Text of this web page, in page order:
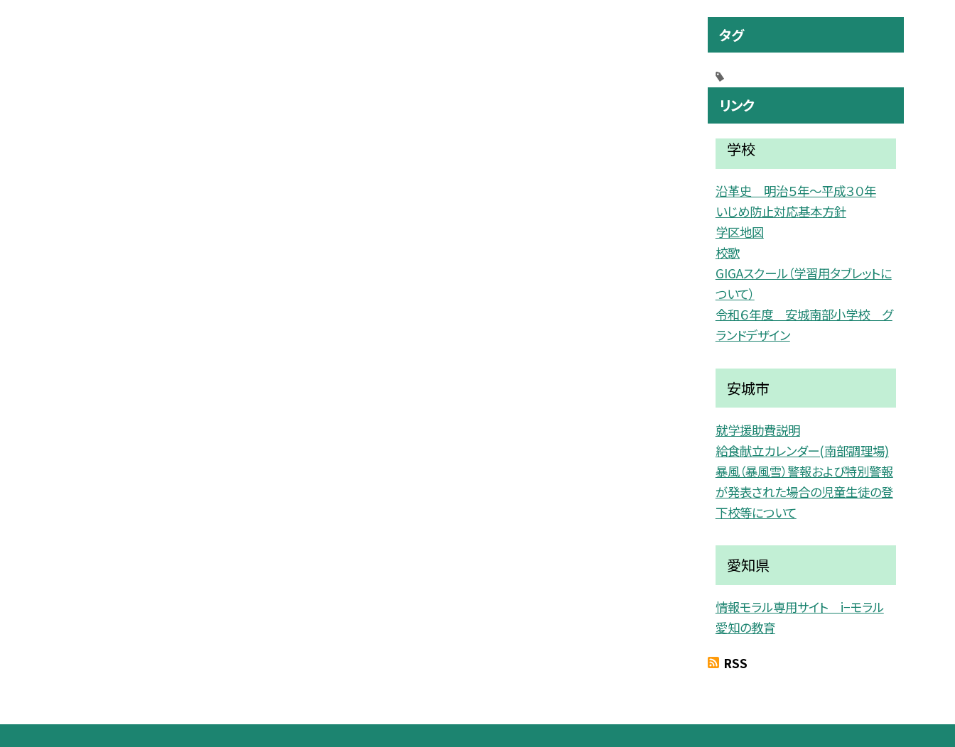
タグ
リンク
学校
沿革史 明治５年〜平成３０年
いじめ防止対応基本方針
学区地図
校歌
GIGAスクール（学習用タブレットに
ついて）
令和６年度 安城南部小学校 グ
ランドデザイン
安城市
就学援助費説明
給食献立カレンダー(南部調理場)
暴風（暴風雪）警報および特別警報
が発表された場合の児童生徒の登
下校等について
愛知県
情報モラル専用サイト i−モラル
愛知の教育
RSS